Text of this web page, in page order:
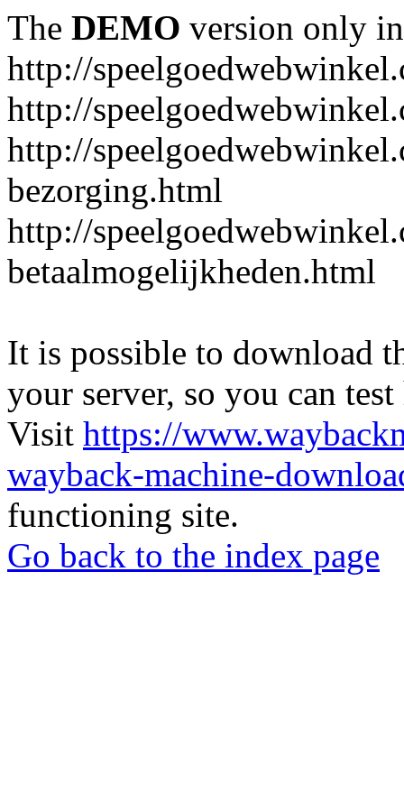
The DEMO version only
http://
http://
http://
bezorging.html
http://
betaalmogelijkheden.html
It is possible to download
your server, so you can
Visit https://
wayback-machine-
functioning site.
Go back to the index page